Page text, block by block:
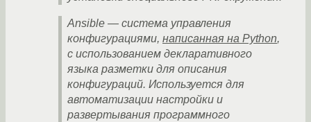
Ansible — система управления
конфигурациями, написанная на Python,
с использованием декларативного
языка разметки для описания
конфигураций. Используется для
автоматизации настройки и
развертывания программного